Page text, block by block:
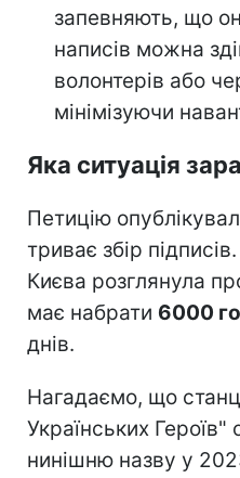
запевняють, що
написів можна
волонтерів або
мінімізуючи
Яка ситуація
Петицію
триває збір
Києва розглянула
має набрати 6000
днів.
Нагадаємо, що
Українських
нинішню назву у